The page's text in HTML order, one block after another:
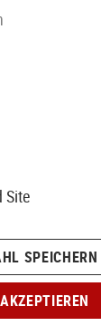
Mk II
Site
SPEICHERN